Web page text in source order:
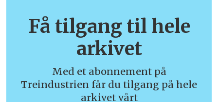
Få tilgang til hele
arkivet
Med et abonnement på
Treindustrien får du tilgang på hele
arkivet vårt